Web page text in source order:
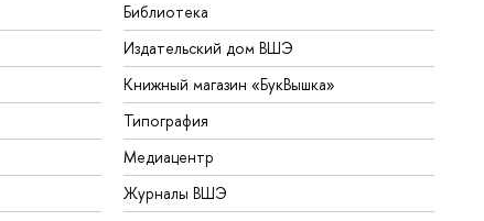
Библиотека
Издательский дом ВШЭ
Книжный магазин «БукВышка»
Типография
Медиацентр
Журналы ВШЭ